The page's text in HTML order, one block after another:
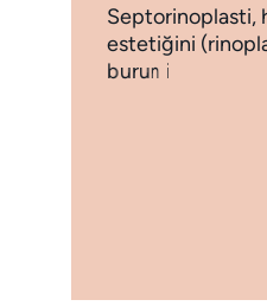
Septorinoplasti,
estetiğini (rinopl
burun i